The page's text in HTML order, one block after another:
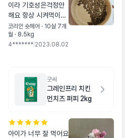
이라 기호성은걱정안
해요 항상 시켜먹이는
거라 제일싼곳에서 시
켯어요 근데시키자마
자 배송출발문자에놀
며 감사합니다!
코리안 숏헤어 · 10살 7개
월 · 8.5kg
4******* 2023.08.02
굿씨
그레인프리 치킨
먼치즈 퍼피 2kg
아이가 너무 잘 먹어요